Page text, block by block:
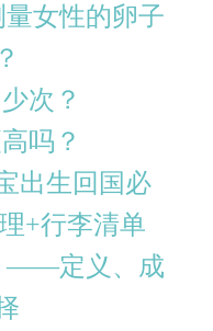
女性的卵子
次？
吗？
出生回国必
+行李清单
——定义、成